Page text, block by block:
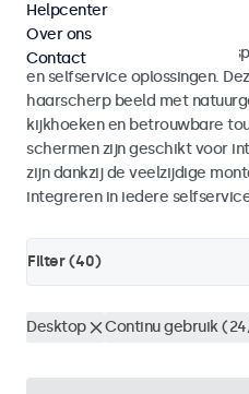
selfservice
Monitoren en touchscreen
en selfservice oplossingen.
haarscherp beeld met
kijkhoeken en betrouwbare
schermen zijn geschikt voor
zijn dankzij de veelzijdige
integreren in iedere
Filter (40)
Desktop Continu gebruik
Helpcenter
Over ons
Contact